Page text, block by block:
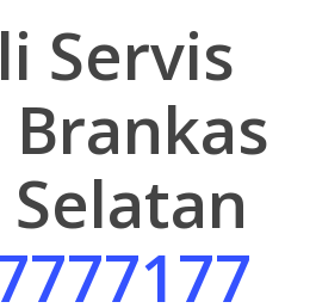
Servis